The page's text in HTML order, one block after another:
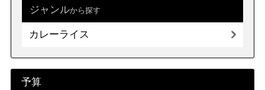
ジャンルから探す
カレーライス
予算